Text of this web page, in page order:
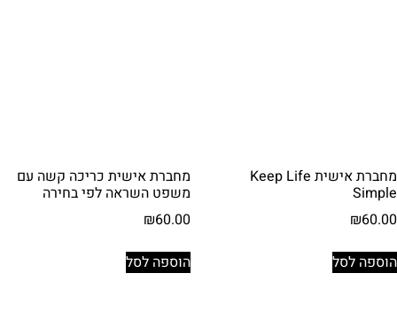
מחברת אישית Keep Life
Simple
₪60.00
הוספה לסל
מחברת אישית כריכה קשה עם
משפט השראה לפי בחירה
₪60.00
הוספה לסל